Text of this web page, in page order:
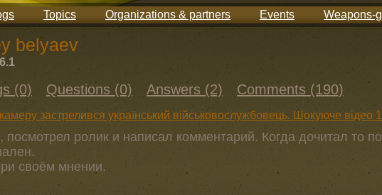
Topics Organizations & partners Events Weapons-
belyaev
(0) Questions (0) Answers (2) Comments (190)
застрелився український військовослужбовець. Шокуюче відео
посмотрел ролик и написал комментарий. Когда дочитал то
своём мнении.